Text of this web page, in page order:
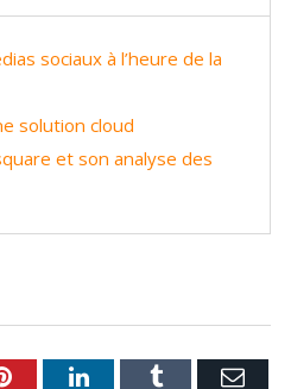
sociaux à l’heure de la
solution cloud
et son analyse des
PinterestLinkedInTumblr Email